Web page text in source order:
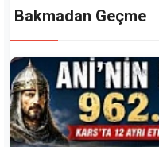
Bakmadan Geçme